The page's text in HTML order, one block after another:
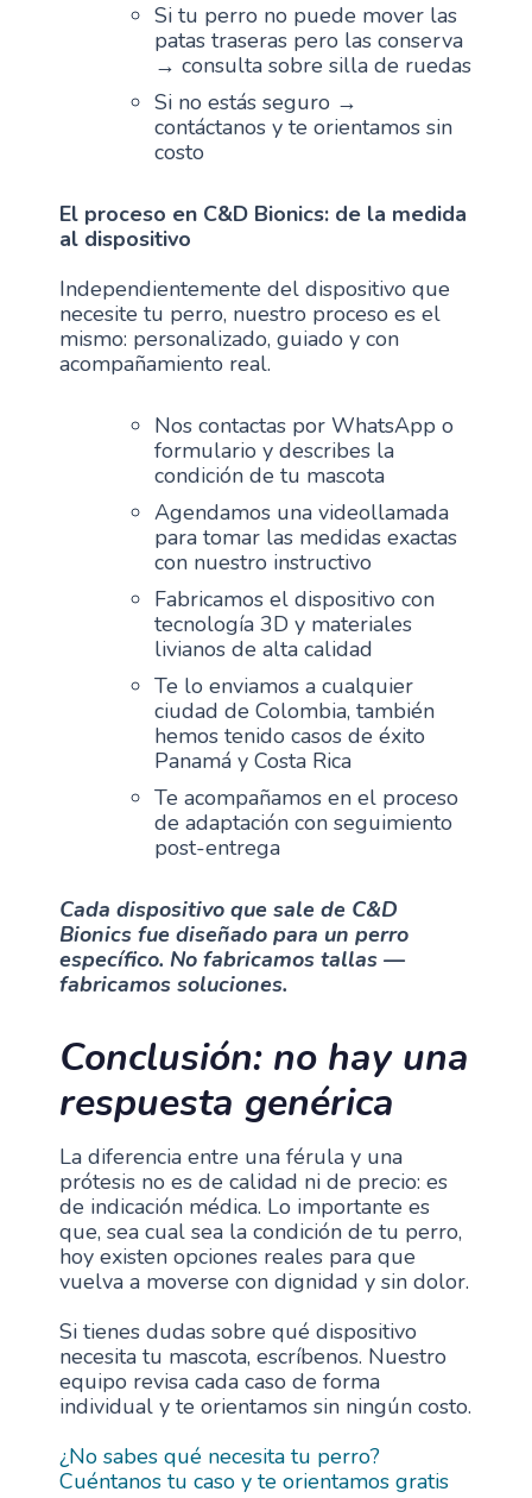
Si tu perro no puede mover las
patas traseras pero las conserva
→ consulta sobre silla de ruedas
Si no estás seguro →
contáctanos y te orientamos sin
costo
El proceso en C&D Bionics: de la medida
al dispositivo
Independientemente del dispositivo que
necesite tu perro, nuestro proceso es el
mismo: personalizado, guiado y con
acompañamiento real.
Nos contactas por WhatsApp o
formulario y describes la
condición de tu mascota
Agendamos una videollamada
para tomar las medidas exactas
con nuestro instructivo
Fabricamos el dispositivo con
tecnología 3D y materiales
livianos de alta calidad
Te lo enviamos a cualquier
ciudad de Colombia, también
hemos tenido casos de éxito
Panamá y Costa Rica
Te acompañamos en el proceso
de adaptación con seguimiento
post-entrega
Cada dispositivo que sale de C&D
Bionics fue diseñado para un perro
específico. No fabricamos tallas —
fabricamos soluciones.
Conclusión: no hay una
respuesta genérica
La diferencia entre una férula y una
prótesis no es de calidad ni de precio: es
de indicación médica. Lo importante es
que, sea cual sea la condición de tu perro,
hoy existen opciones reales para que
vuelva a moverse con dignidad y sin dolor.
Si tienes dudas sobre qué dispositivo
necesita tu mascota, escríbenos. Nuestro
equipo revisa cada caso de forma
individual y te orientamos sin ningún costo.
¿No sabes qué necesita tu perro?
Cuéntanos tu caso y te orientamos gratis